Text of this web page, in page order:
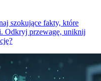
szokujące fakty, które
Odkryj przewagę, uniknij